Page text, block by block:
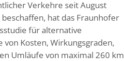
Verkehre seit August
hat das Fraunhofer
für alternative
Kosten, Wirkungsgraden,
Umläufe von maximal 260 km